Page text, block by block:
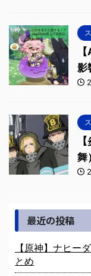
影
舞
最近の投稿
【原神】ナヒー
とめ